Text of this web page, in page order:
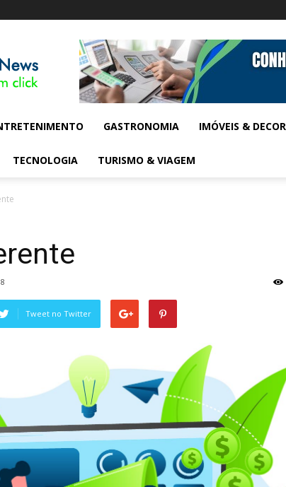
GASTRONOMIA IMÓVEIS &
TECNOLOGIA TURISMO & VIAGEM
Tweet no Twitter